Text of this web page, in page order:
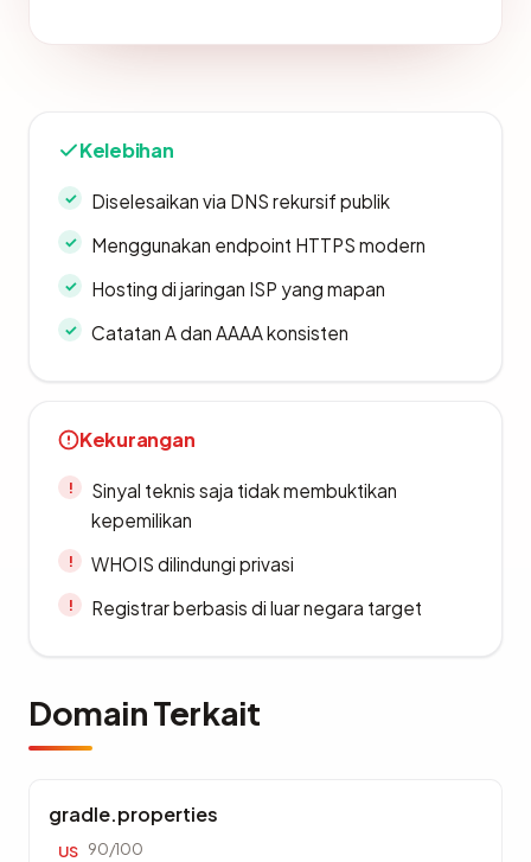
Kelebihan
Diselesaikan via DNS rekursif publik
Menggunakan endpoint HTTPS modern
Hosting di jaringan ISP yang mapan
Catatan A dan AAAA konsisten
Kekurangan
Sinyal teknis saja tidak membuktikan
kepemilikan
WHOIS dilindungi privasi
Registrar berbasis di luar negara target
Domain Terkait
gradle.properties
US 90/100